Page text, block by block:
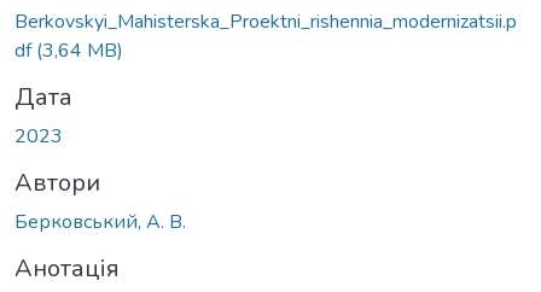
Berkovskyi_Mahisterska_Proektni_rishennia_modernizatsii.p
df(3,64 MB)
Дата
2023
Автори
Берковський, А. В.
Анотація